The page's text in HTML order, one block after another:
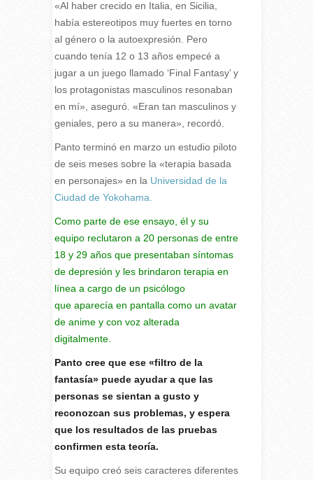
«Al haber crecido en Italia, en Sicilia,
había estereotipos muy fuertes en torno
al género o la autoexpresión. Pero
cuando tenía 12 o 13 años empecé a
jugar a un juego llamado ‘Final Fantasy’ y
los protagonistas masculinos resonaban
en mí», aseguró. «Eran tan masculinos y
geniales, pero a su manera», recordó.
Panto terminó en marzo un estudio piloto
de seis meses sobre la «terapia basada
en personajes» en la Universidad de la
Ciudad de Yokohama.
Como parte de ese ensayo, él y su
equipo reclutaron a 20 personas de entre
18 y 29 años que presentaban síntomas
de depresión y les brindaron terapia en
línea a cargo de un psicólogo
que aparecía en pantalla como un avatar
de anime y con voz alterada
digitalmente.
Panto cree que ese «filtro de la
fantasía» puede ayudar a que las
personas se sientan a gusto y
reconozcan sus problemas, y espera
que los resultados de las pruebas
confirmen esta teoría.
Su equipo creó seis caracteres diferentes